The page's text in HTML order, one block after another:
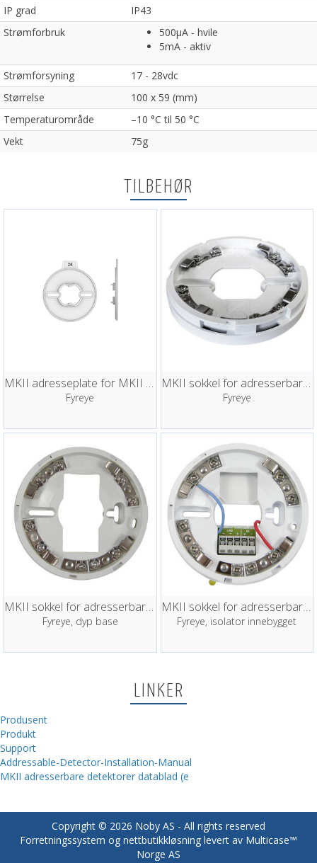
IP grad
IP43
Strømforbruk
500µA - hvile
5mA - aktiv
Strømforsyning
17 - 28vdc
Størrelse
100 x 59 (mm)
Temperaturområde
–10 °C til 50 °C
Vekt
75g
TILBEHØR
MKII adresseplate for MKII serien sokler
Fyreye
MKII sokkel for adresserbare detektorer
Fyreye
MKII sokkel for adresserbare detektorer
Fyreye, dyp base
MKII sokkel for adresserbare detektorer
Fyreye, isolator innebygget
LINKER
Produsent
Produkt
Support
Addressable-Detector-Installation-Manual
MKII adresserbare detektorer datablad (e
Copyright © 2026 Noby AS - All rights reserved
Forretningssystem og nettbutikkløsning levert av Multicase™
Norge AS